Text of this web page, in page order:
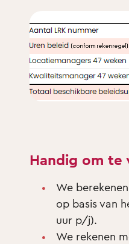
Handig om te
We
op basis van
uur p/j).
We rekenen